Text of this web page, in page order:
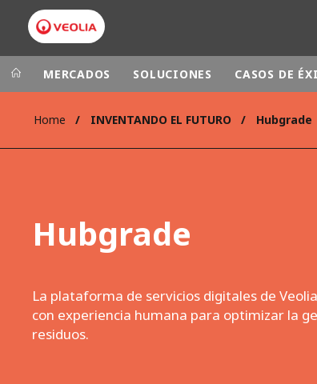
Grupo Veolia
FUNDACIÓN
MERCADOS SOLUCIONES CASOS DE
Home INVENTANDO EL FUTURO Hubgrade
Hubgrade
La plataforma de servicios digitales de
con experiencia humana para optimizar la
residuos.